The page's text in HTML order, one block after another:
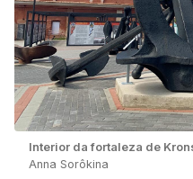
Interior da fortaleza de
Anna Sorôkina